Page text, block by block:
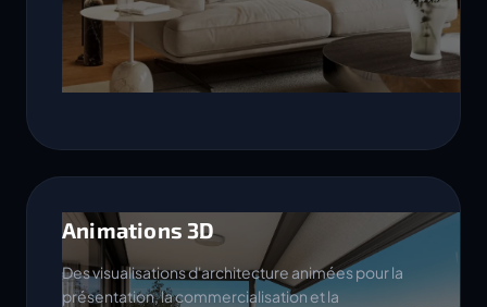
Animations 3D
Des visualisations d'architecture animées pour la
présentation, la commercialisation et la